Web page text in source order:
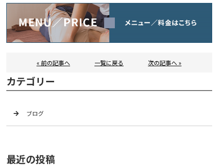
« 前の記事へ 一覧に戻る 次の記事へ »
カテゴリー
ブログ
最近の投稿